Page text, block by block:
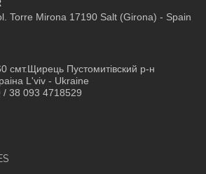
Torre Mirona 17190 Salt (Girona) - Spain
смт.Щирець Пустомитівский р-н
L'viv - Ukraine
38 093 4718529